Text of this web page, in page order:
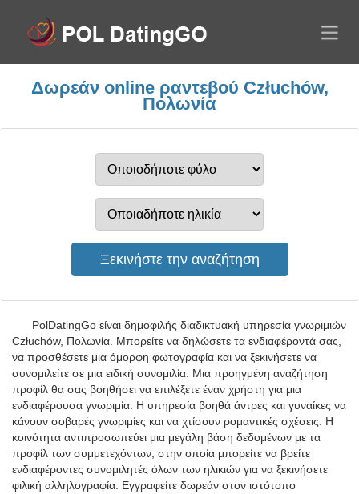
Δωρεάν online ραντεβού Człuchów,
Πολωνία
PolDatingGo είναι δημοφιλής διαδικτυακή υπηρεσία γνωριμιών
Człuchów, Πολωνία. Μπορείτε να δηλώσετε τα ενδιαφέροντά σας,
να προσθέσετε μια όμορφη φωτογραφία και να ξεκινήσετε να
συνομιλείτε σε μια ειδική συνομιλία. Μια προηγμένη αναζήτηση
προφίλ θα σας βοηθήσει να επιλέξετε έναν χρήστη για μια
ενδιαφέρουσα γνωριμία. Η υπηρεσία βοηθά άντρες και γυναίκες να
κάνουν σοβαρές γνωριμίες και να χτίσουν ρομαντικές σχέσεις. Η
κοινότητα αντιπροσωπεύει μια μεγάλη βάση δεδομένων με τα
προφίλ των συμμετεχόντων, στην οποία μπορείτε να βρείτε
ενδιαφέροντες συνομιλητές όλων των ηλικιών για να ξεκινήσετε
φιλική αλληλογραφία. Εγγραφείτε δωρεάν στον ιστότοπο